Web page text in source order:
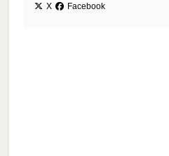
X Facebook